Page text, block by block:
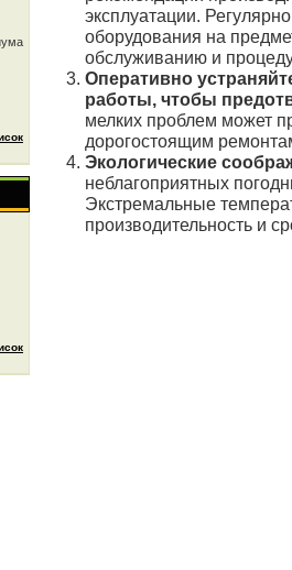
эксплуатации.
оборудования на
обслуживанию и
Оперативно
работы, чтобы
мелких проблем может
дорогостоящим
Экологические
неблагоприятных
Экстремальные
производительность и